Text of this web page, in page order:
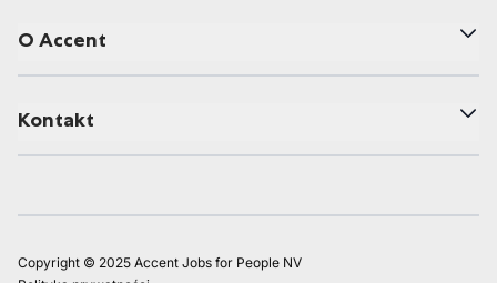
O Accent
Kontakt
Copyright © 2025 Accent Jobs for People NV